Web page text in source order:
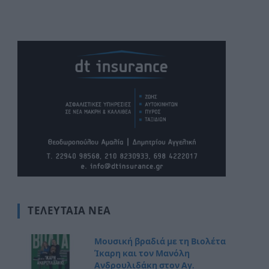
ΤΕΛΕΥΤΑΊΑ ΝΈΑ
Μουσική βραδιά με τη Βιολέτα
Ίκαρη και τον Μανόλη
Ανδρουλιδάκη στον Αγ.